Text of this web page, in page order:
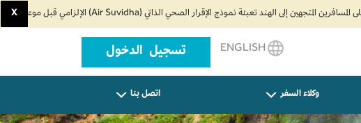
X
تسجيل الدخول
وكلاء السفر اتصل بنا